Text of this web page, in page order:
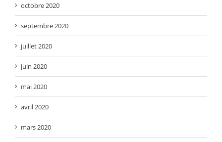
octobre 2020
septembre 2020
juillet 2020
juin 2020
mai 2020
avril 2020
mars 2020